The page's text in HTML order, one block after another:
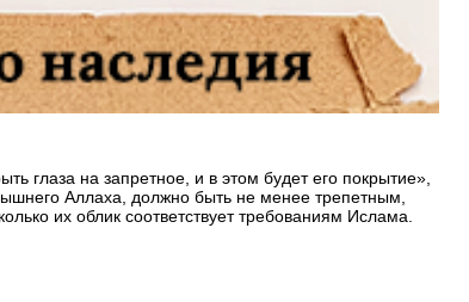
глаза на запретное, и в этом будет его покрытие»,
Аллаха, должно быть не менее трепетным,
их облик соответствует требованиям Ислама.